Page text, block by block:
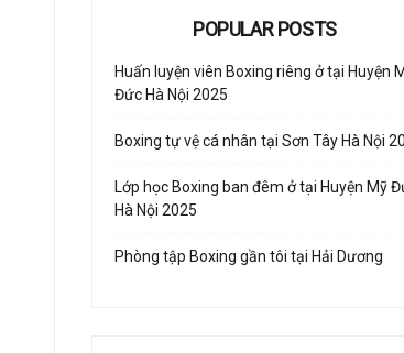
POPULAR POSTS
Huấn luyện viên Boxing riêng ở tại Huyện
Đức Hà Nội 2025
Boxing tự vệ cá nhân tại Sơn Tây Hà Nội
Lớp học Boxing ban đêm ở tại Huyện Mỹ
Hà Nội 2025
Phòng tập Boxing gần tôi tại Hải Dương